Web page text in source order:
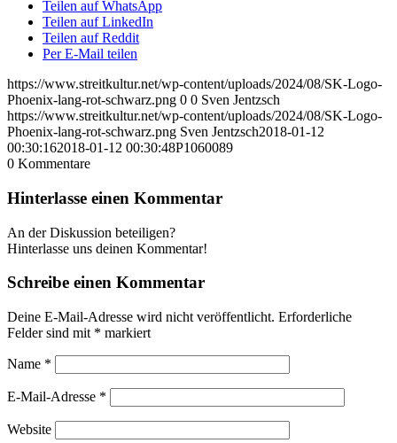
Teilen auf WhatsApp
Teilen auf LinkedIn
Teilen auf Reddit
Per E-Mail teilen
https://www.streitkultur.net/wp-content/uploads/2024/08/SK-Logo-
Phoenix-lang-rot-schwarz.png 0 0 Sven Jentzsch
https://www.streitkultur.net/wp-content/uploads/2024/08/SK-Logo-
Phoenix-lang-rot-schwarz.png Sven Jentzsch2018-01-12
00:30:162018-01-12 00:30:48P1060089
0 Kommentare
Hinterlasse einen Kommentar
An der Diskussion beteiligen?
Hinterlasse uns deinen Kommentar!
Schreibe einen Kommentar
Deine E-Mail-Adresse wird nicht veröffentlicht. Erforderliche
Felder sind mit * markiert
Name *
E-Mail-Adresse *
Website